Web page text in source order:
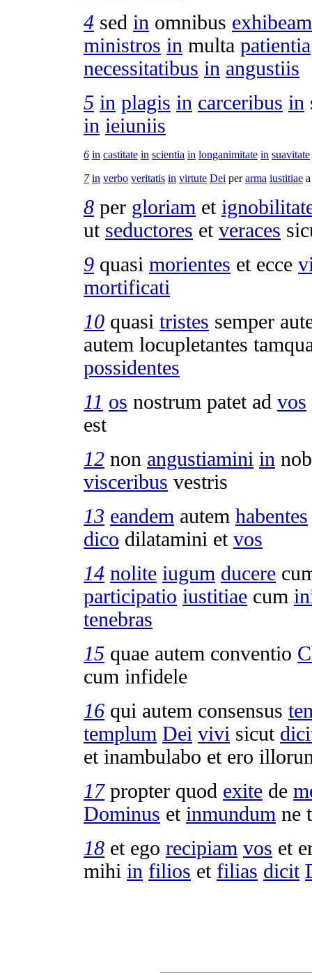
4 sed in omnibus
ministros in multa patientia
necessitatibus in angustiis
5 in plagis in carceribus in
in ieiuniis
6 in castitate in scientia in longanimitate in suavitate
7 in verbo veritatis in virtute Dei perarma iustitiae
8 per gloriam et
ut seductores et veraces
9 quasi morientes et ecce
mortificati
10 quasi tristes semper
autem locupletantes
possidentes
11 os nostrum patetad vos
est
12 non angustiamini in
visceribus vestris
13 eandem autem habentes
dico dilatamini et vos
14 nolite iugum ducere
participatio iustitiae cum
tenebras
15 quae autem conventio
cum infidele
16 qui autem consensus
templum Dei vivi sicut
et inambulabo et ero
17propter quod exite de
Dominus et inmundum ne
18 et ego recipiam vos et
mihi in filios et filias dicit